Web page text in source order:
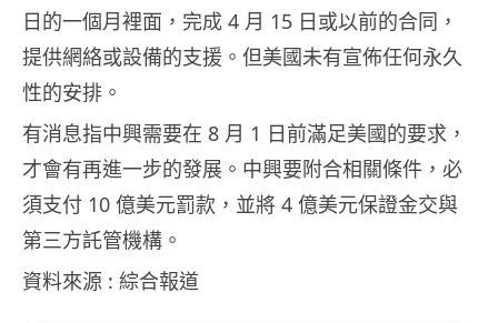
日的一個月裡面，完成 4 月 15 日或以前的合同，
提供網絡或設備的支援。但美國未有宣佈任何永久
性的安排。
有消息指中興需要在 8 月 1 日前滿足美國的要求，
才會有再進一步的發展。中興要附合相關條件，必
須支付 10 億美元罰款，並將 4 億美元保證金交與
第三方託管機構。
資料來源 : 綜合報道